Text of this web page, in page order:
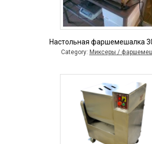
Настольная фаршемешалка
Category: Миксеры /